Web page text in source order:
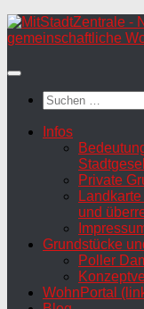
Zum
Inhalt
Suchen
nach:
Infos
Private
und
Grundstücke
Poller
WohnPortal